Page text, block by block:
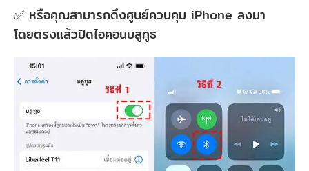
✅ หรือคุณสามารถดึงศูนย์ควบคุม iPhone ลงมา
โดยตรงแล้วปิดไอคอนบลูทูธ